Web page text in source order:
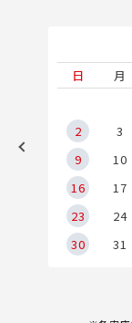
日
月
2
3
9
10
16
17
23
24
30
31